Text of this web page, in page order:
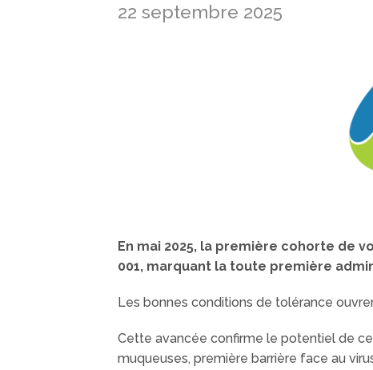
22 septembre 2025
En mai 2025, la première cohorte de
001, marquant la toute première
Les bonnes conditions de tolérance
Cette avancée confirme le potentiel de
muqueuses, première barrière face au